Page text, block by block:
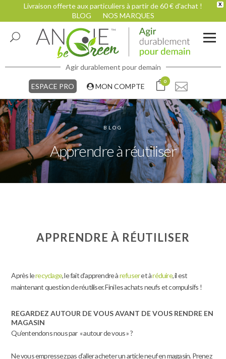
X
Livraison offerte aux particuliers à partir de 60 € d'achat !
BLOG
NOS MARQUES
Agir durablement pour demain
ESPACE PRO MON COMPTE
0
BLOG
Apprendre à réutiliser
APPRENDRE À RÉUTILISER
Après lerecyclage, le fait d’apprendre àrefuseret àréduire, il est
maintenant question de réutiliser. Fini les achats neufs et compulsifs !
REGARDEZ AUTOUR DE VOUS AVANT DE VOUS RENDRE EN
MAGASIN
Qu’entendons nous par « autour de vous » ?
Ne vous empressez pas d’aller acheter un article neuf en magasin. Prenez